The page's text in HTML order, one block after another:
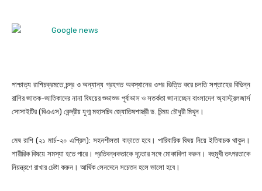
পাশ্চাত্য রাশিচক্রমতে চন্দ্র ও অন্যান্য গ্রহগত অবস্থানের ওপর ভিত্তি করে চলতি সপ্তাহের বিভিন্ন
রাশির জাতক-জাতিকাদের নানা বিষয়ের শুভাশুভ পূর্বাভাস ও সতর্কতা জানাচ্ছেন বাংলাদেশ অ্যাস্ট্রলজার্স
সোসাইটির (বিএএস) কেন্দ্রীয় যুগ্ম মহাসচিব জ্যোতিষশাস্ত্রী ড. চিন্ময় চৌধুরী মিথুন।
মেষ রাশি (২১ মার্চ-২০ এপ্রিল): সহনশীলতা বাড়াতে হবে। পারিবারিক বিষয় নিয়ে ইতিবাচক থাকুন।
শারীরিক বিষয়ে সমস্যা হতে পারে। প্রতিবন্ধকতাকে দৃঢ়তার সঙ্গে মোকাবিলা করুন। বহুমুখী তৎপরতাকে
নিয়ন্ত্রণে রাখার চেষ্টা করুন। আর্থিক লেনদেনে সচেতন হলে ভালো হবে।